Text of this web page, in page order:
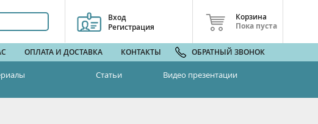
Вход
Регистрация
Корзина
Пока пуста
ОПЛАТА И ДОСТАВКА КОНТАКТЫ ОБРАТНЫЙ ЗВОНОК
Статьи Видео презентации